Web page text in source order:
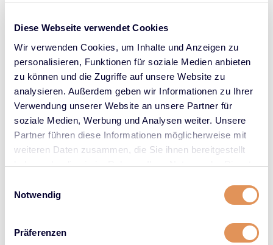
Diese Webseite verwendet Cookies
Wir verwenden Cookies, um Inhalte und Anzeigen zu
personalisieren, Funktionen für soziale Medien anbieten
zu können und die Zugriffe auf unsere Website zu
analysieren. Außerdem geben wir Informationen zu Ihrer
Verwendung unserer Website an unsere Partner für
soziale Medien, Werbung und Analysen weiter. Unsere
Partner führen diese Informationen möglicherweise mit
weiteren Daten zusammen, die Sie ihnen bereitgestellt
haben oder die sie im Rahmen Ihrer Nutzung der Dienste
Notwendig
Präferenzen
conditioner
silbernes Haar
für krauses Haar